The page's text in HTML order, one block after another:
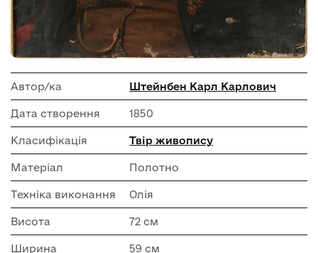
Автор/ка Штейнбен Карл Карлович
Дата створення 1850
Класифікація Твір живопису
Матеріал Полотно
Техніка виконання Олія
Висота 72 см
Ширина 59 см